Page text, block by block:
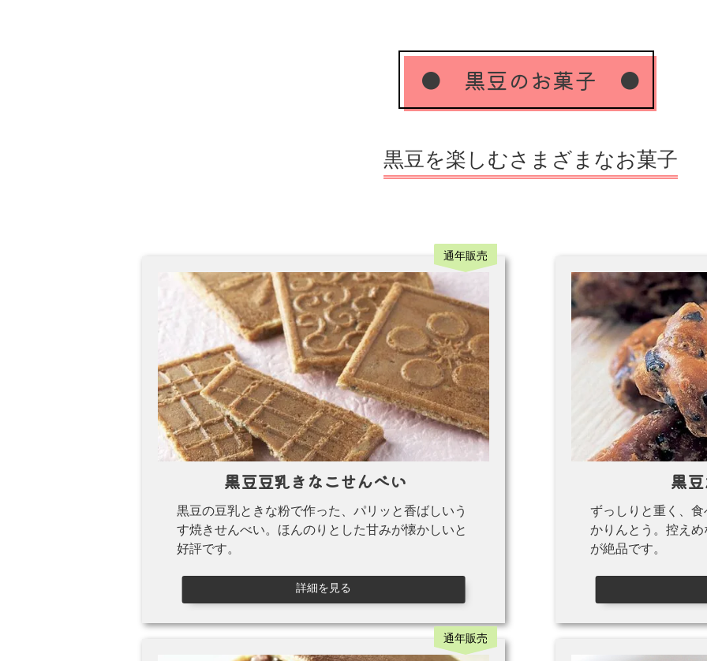
● 黒豆のお菓子 ●
黒豆を楽しむさまざまなお菓子
通年販売
黒豆豆乳きなこせんべい
黒豆の豆乳ときな粉で作った、パリッと香ばしいう
す焼きせんべい。ほんのりとした甘みが懐かしいと
好評です。
詳細を見る
黒
ずっしりと重く、
かりんとう。控え
が絶品です。
通年販売